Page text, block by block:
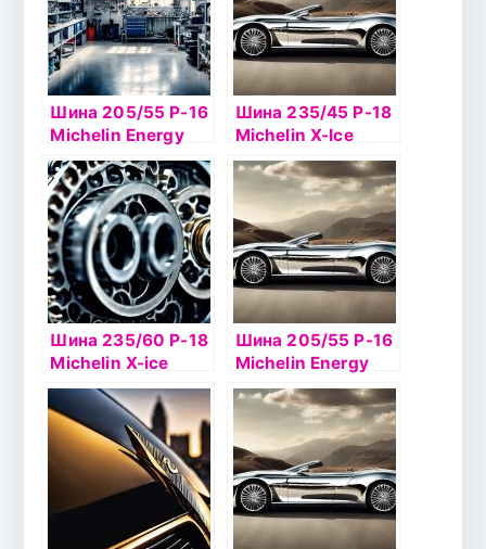
Шина 205/55 Р-16
Michelin Energy
XM2 91V б/к
Шина 235/45 Р-18
Michelin X-Ice
North 4 98T шип
Шина 235/60 Р-18
Michelin X-ice
North 2 107T шип
Шина 205/55 Р-16
Michelin Energy
E3А 91H б/к